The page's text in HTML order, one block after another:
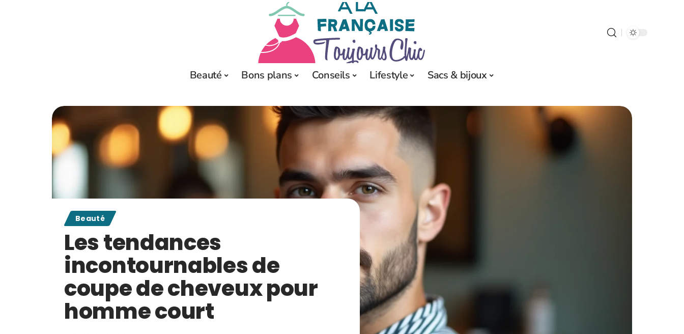
Beauté Bons plans Conseils Lifestyle Sacs & bijoux
Beauté
Les tendances
incontournables de
coupe de cheveux pour
homme court